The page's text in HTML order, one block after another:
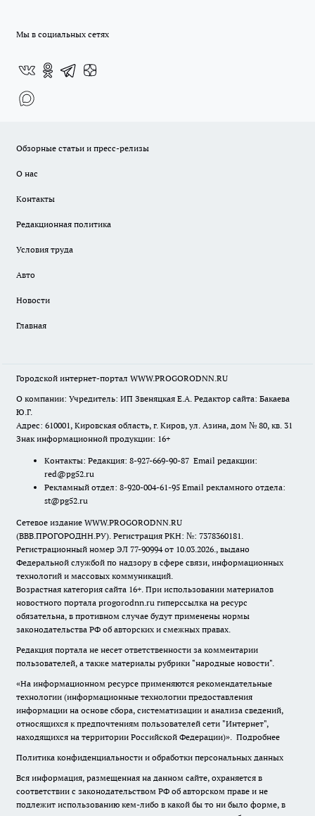
Мы в социальных сетях
Обзорные статьи и пресс-релизы
О нас
Контакты
Редакционная политика
Условия труда
Авто
Новости
Главная
Городской интернет-портал WWW.PROGORODNN.RU
О компании: Учредитель: ИП Звеняцкая Е.А. Редактор сайта: Бакаева
Ю.Г.
Адрес: 610001, Кировская область, г. Киров, ул. Азина, дом № 80, кв. 31
Знак информационной продукции: 16+
Контакты: Редакция: 8-927-669-90-87 Email редакции:
red@pg52.ru
Рекламный отдел: 8-920-004-61-95 Email рекламного отдела:
st@pg52.ru
Сетевое издание WWW.PROGORODNN.RU
(ВВВ.ПРОГОРОДНН.РУ). Регистрация РКН: №: 7378360181.
Регистрационный номер ЭЛ 77-90994 от 10.03.2026., выдано
Федеральной службой по надзору в сфере связи, информационных
технологий и массовых коммуникаций.
Возрастная категория сайта 16+. При использовании материалов
новостного портала progorodnn.ru гиперссылка на ресурс
обязательна, в противном случае будут применены нормы
законодательства РФ об авторских и смежных правах.
Редакция портала не несет ответственности за комментарии
пользователей, а также материалы рубрики "народные новости".
«На информационном ресурсе применяются рекомендательные
технологии (информационные технологии предоставления
информации на основе сбора, систематизации и анализа сведений,
относящихся к предпочтениям пользователей сети "Интернет",
находящихся на территории Российской Федерации)». Подробнее
Политика конфиденциальности и обработки персональных данных
Вся информация, размещенная на данном сайте, охраняется в
соответствии с законодательством РФ об авторском праве и не
подлежит использованию кем-либо в какой бы то ни было форме, в